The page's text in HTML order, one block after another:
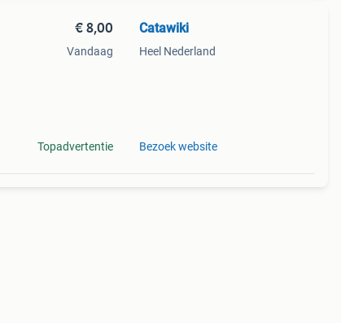
€ 8,00
Vandaag
Topadvertentie
Catawiki
Heel Nederland
Bezoek website